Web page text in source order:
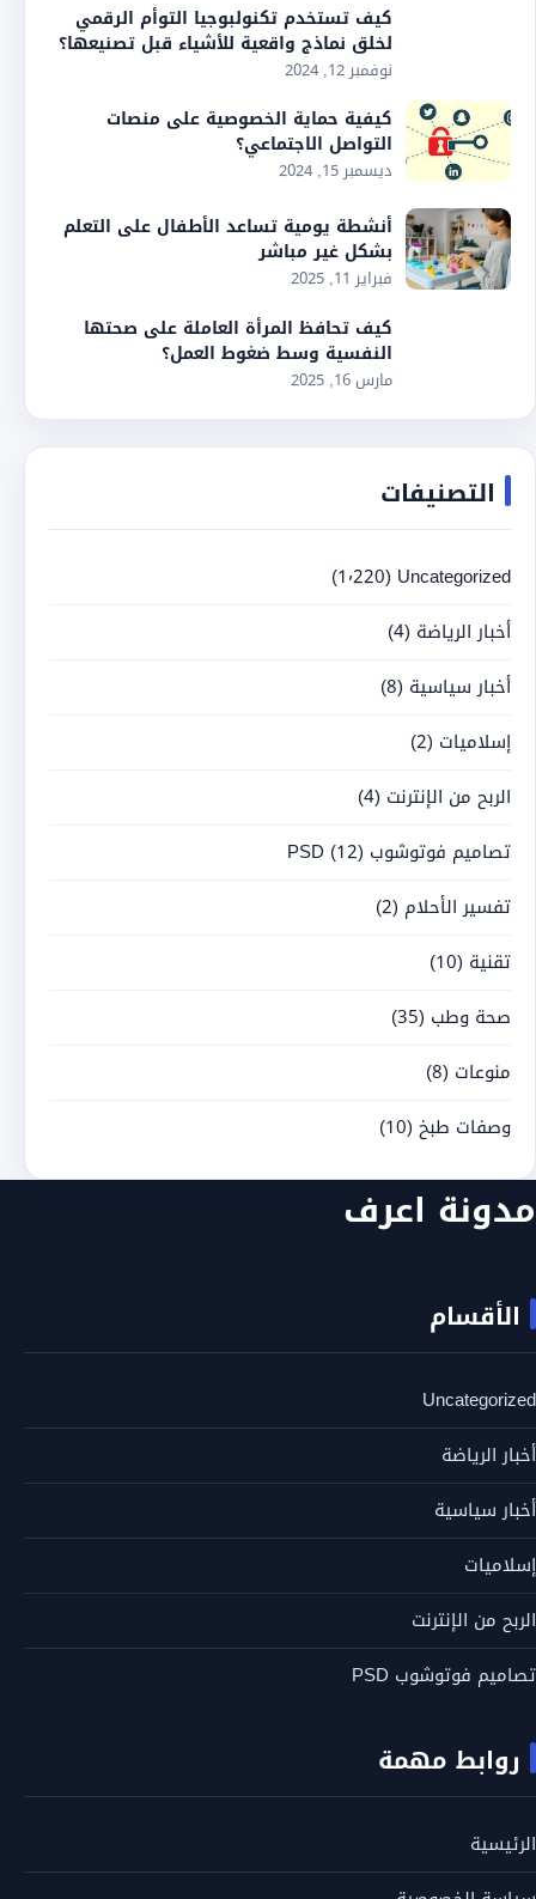
كيف تستخدم تكنولبوجيا التوأم الرقمي
لخلق نماذج واقعية للأشياء قبل تصنيعها؟
نوفمبر 12, 2024
كيفية حماية الخصوصية على منصات
التواصل الاجتماعي؟
ديسمبر 15, 2024
أنشطة يومية تساعد الأطفال على التعلم
بشكل غير مباشر
فبراير 11, 2025
كيف تحافظ المرأة العاملة على صحتها
النفسية وسط ضغوط العمل؟
مارس 16, 2025
التصنيفات
Uncategorized (1٬220)
أخبار الرياضة (4)
أخبار سياسية (8)
إسلاميات (2)
الربح من الإنترنت (4)
تصاميم فوتوشوب PSD (12)
تفسير الأحلام (2)
تقنية (10)
صحة وطب (35)
منوعات (8)
وصفات طبخ (10)
مدونة اعرف
الأقسام
Uncategorized
أخبار الرياضة
أخبار سياسية
إسلاميات
الربح من الإنترنت
تصاميم فوتوشوب PSD
روابط مهمة
الرئيسية